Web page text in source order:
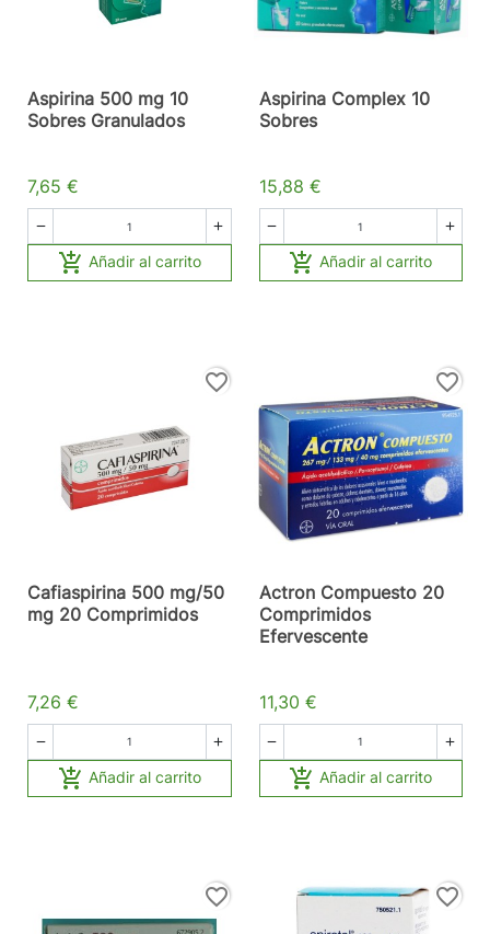
Aspirina 500 mg 10
Sobres Granulados
7,65 €
 
 Añadir al carrito
Aspirina Complex 10
Sobres
15,88 €
 
 Añadir al carrito
favorite_border
Cafiaspirina 500 mg/50
mg 20 Comprimidos
7,26 €
 
 Añadir al carrito
favorite_border
Actron Compuesto 20
Comprimidos
Efervescente
11,30 €
 
 Añadir al carrito
favorite_border favorite_border